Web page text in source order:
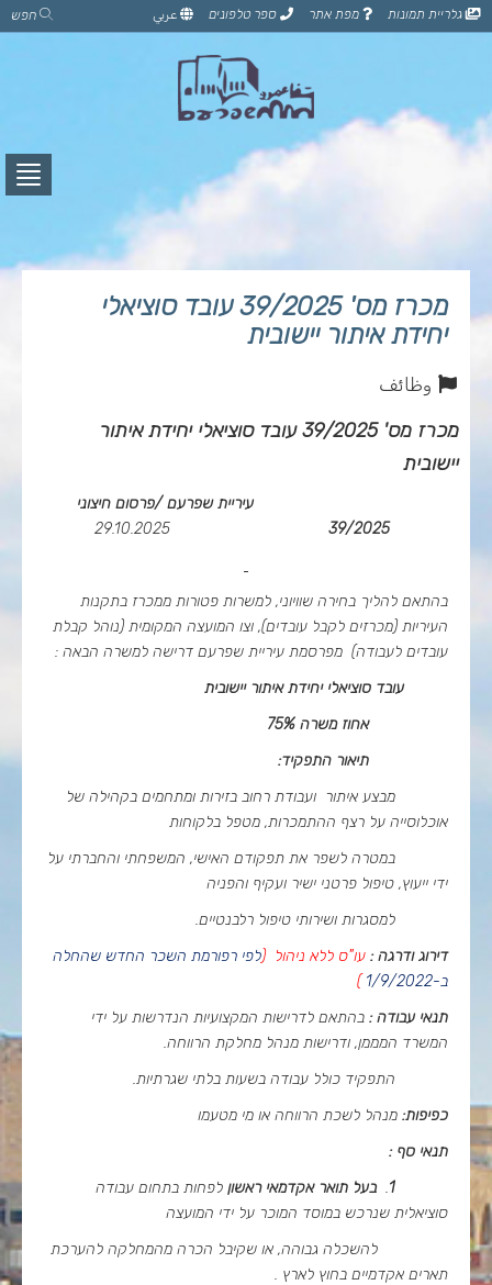
דלג
לתוכן
גלריית תמונות מפת אתר ספר טלפונים عربي חפש
לחץ
מכרז מס' 39/2025 עובד סוציאלי
יחידת איתור יישובית
وظائف
מכרז מס' 39/2025 עובד סוציאלי יחידת איתור
יישובית
עיריית שפרעם /פרסום חיצוני
39/2025
29.10.2025
בהתאם להליך בחירה שוויוני, למשרות פטורות ממכרז בתקנות
העיריות (מכרזים לקבל עובדים), וצו המועצה המקומית (נוהל קבלת
עובדים לעבודה) מפרסמת עיריית שפרעם דרישה למשרה הבאה :
עובד סוציאלי יחידת איתור יישובית
אחוז משרה 75%
תיאור התפקיד:
מבצע איתור ועבודת רחוב בזירות ומתחמים בקהילה של
אוכלוסייה על רצף ההתמכרות, מטפל בלקוחות
במטרה לשפר את תפקודם האישי, המשפחתי והחברתי על
ידי ייעוץ, טיפול פרטני ישיר ועקיף והפניה
למסגרות ושירותי טיפול רלבנטיים.
דירוג ודרגה : עו"ס ללא ניהול (לפי רפורמת השכר החדש שהחלה
ב-1/9/2022
)
תנאי עבודה : בהתאם לדרישות המקצועיות הנדרשות על ידי
המשרד המממן, ודרישות מנהל מחלקת הרווחה.
התפקיד כולל עבודה בשעות בלתי שגרתיות.
כפיפות: מנהל לשכת הרווחה או מי מטעמו
תנאי סף :
1
.בעל תואר אקדמאי ראשון לפחות בתחום עבודה
סוציאלית שנרכש במוסד המוכר על ידי המועצה
להשכלה גבוהה, או שקיבל הכרה מהמחלקה להערכת
תארים אקדמיים בחוץ לארץ .